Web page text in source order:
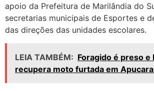
apoio da Prefeitura de Marilândia do
secretarias municipais de Esportes e
das direções das unidades escolares.
LEIA TAMBÉM: Foragido é preso e
recupera moto furtada em